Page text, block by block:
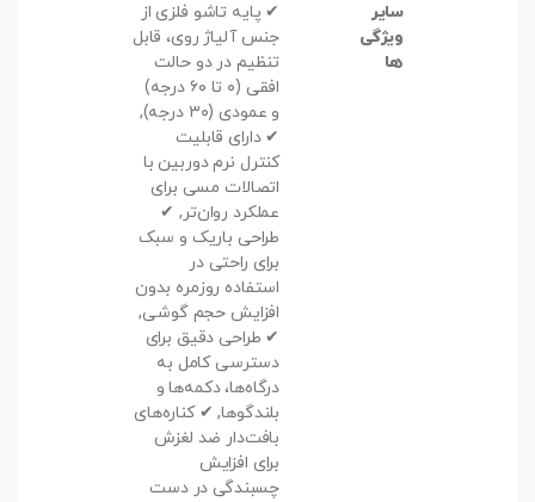
سایر
ویژگی
ها
✔ پایه تاشو فلزی از
جنس آلیاژ روی، قابل
تنظیم در دو حالت
افقی (۰ تا ۶۰ درجه)
و عمودی (۳۰ درجه),
✔ دارای قابلیت
کنترل نرم دوربین با
اتصالات مسی برای
عملکرد روان‌تر, ✔
طراحی باریک و سبک
برای راحتی در
استفاده روزمره بدون
افزایش حجم گوشی,
✔ طراحی دقیق برای
دسترسی کامل به
درگاه‌ها، دکمه‌ها و
بلندگوها, ✔ کناره‌های
بافت‌دار ضد لغزش
برای افزایش
چسبندگی در دست